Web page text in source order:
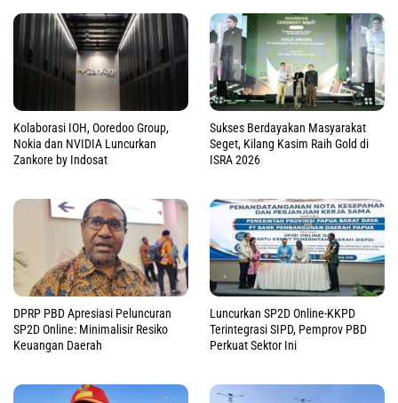
Kolaborasi IOH, Ooredoo Group,
Nokia dan NVIDIA Luncurkan
Zankore by Indosat
Sukses Berdayakan Masyarakat
Seget, Kilang Kasim Raih Gold di
ISRA 2026
DPRP PBD Apresiasi Peluncuran
SP2D Online: Minimalisir Resiko
Keuangan Daerah
Luncurkan SP2D Online-KKPD
Terintegrasi SIPD, Pemprov PBD
Perkuat Sektor Ini